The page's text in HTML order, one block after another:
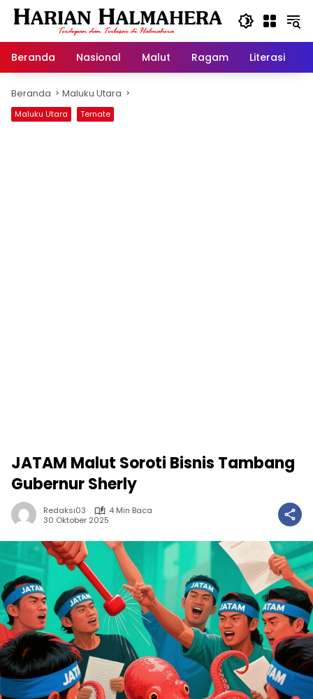
Langsung
Beranda
Nasional Malut Ragam Literasi
Beranda Maluku Utara
Maluku Utara Ternate
JATAM Malut Soroti Bisnis Tambang
Gubernur Sherly
Redaksi03
4 Min Baca
30 Oktober 2025